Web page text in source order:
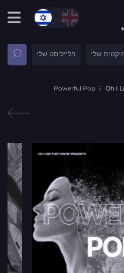
שלי פלייליסט שלי
Oh I
Powerful Pop